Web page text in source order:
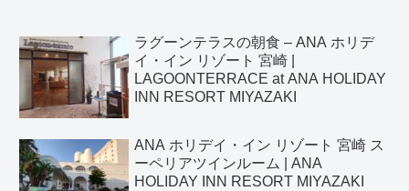
ラグーンテラスの朝食 – ANA ホリデ
イ・イン リゾート 宮崎 |
LAGOONTERRACE at ANA HOLIDAY
INN RESORT MIYAZAKI
ANA ホリデイ・イン リゾート 宮崎 ス
ーペリアツインルーム | ANA
HOLIDAY INN RESORT MIYAZAKI